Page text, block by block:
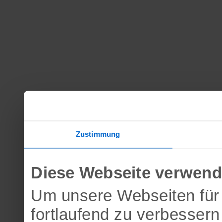
Zustimmung
Diese Webseite
Um unsere Webseiten
fortlaufend zu